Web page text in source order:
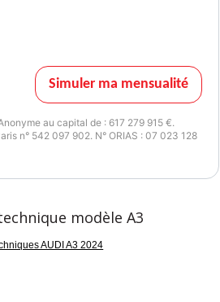
Simuler ma mensualité
au capital de : 617 279 915 €.
n° 542 097 902. N° ORIAS : 07 023 128
modèle A3
AUDI A3 2024